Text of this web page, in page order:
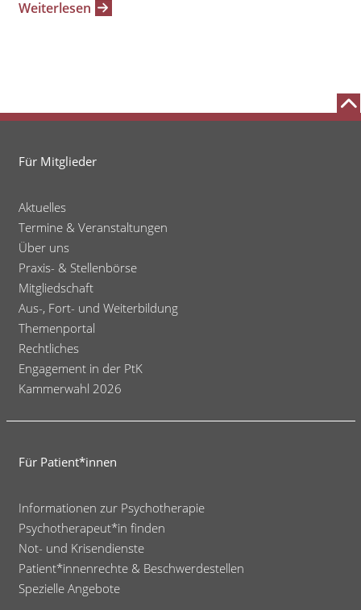
Weiterlesen
Für Mitglieder
Aktuelles
Termine & Veranstaltungen
Über uns
Praxis- & Stellenbörse
Mitgliedschaft
Aus-, Fort- und Weiterbildung
Themenportal
Rechtliches
Engagement in der PtK
Kammerwahl 2026
Für Patient*innen
Informationen zur Psychotherapie
Psychotherapeut*in finden
Not- und Krisendienste
Patient*innenrechte & Beschwerdestellen
Spezielle Angebote